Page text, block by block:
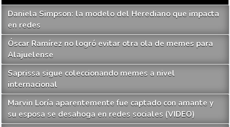
Daniela Simpson: la modelo del Herediano que impacta
en redes
Óscar Ramírez no logró evitar otra ola de memes para
Alajuelense
Saprissa sigue coleccionando memes a nivel
internacional
Marvin Loría aparentemente fue captado con amante y
su esposa se desahoga en redes sociales (VIDEO)